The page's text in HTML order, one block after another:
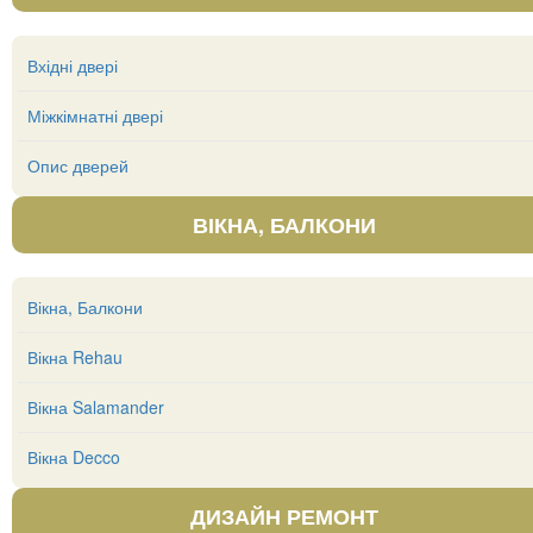
Вхідні двері
Міжкімнатні двері
Опис дверей
ВІКНА, БАЛКОНИ
Вікна, Балкони
Вікна Rehau
Вікна Salamander
Вікна Decco
ДИЗАЙН РЕМОНТ